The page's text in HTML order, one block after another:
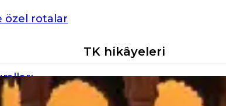
özel rotalar
TK hikâyeleri